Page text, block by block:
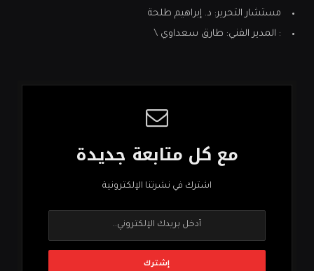
مستشار التحرير: د. إبراهيم طلحة
: المدير الفني: طارق سعداوي \
مع كل متابعة جديدة
اشترك في نشرتنا الإلكترونية